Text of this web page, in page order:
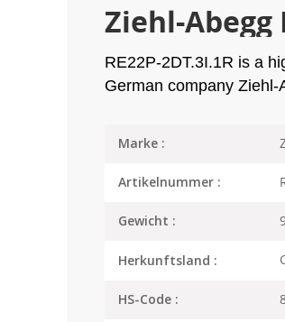
Ziehl-Abegg
RE22P-2DT.3I.1R is a
German company Ziehl-
Marke :
Artikelnummer :
Gewicht :
Herkunftsland :
HS-Code :